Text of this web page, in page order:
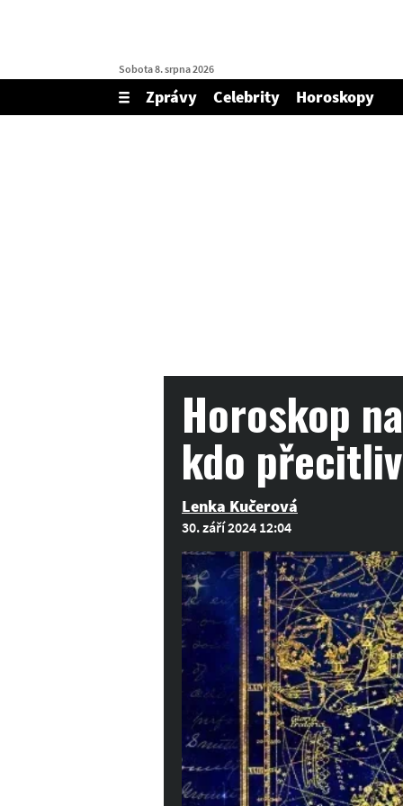
Sobota 8. srpna 2026
Zobrazit/skrýt
menu
Zprávy Celebrity
Horoskopy
Horoskop
kdo
Lenka Kučerová
30. září 2024 12:04